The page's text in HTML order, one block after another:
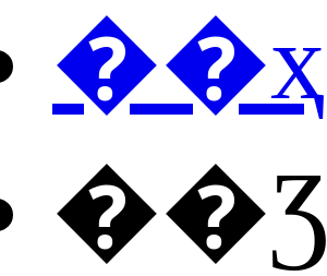
��ҳ
��Ʒ